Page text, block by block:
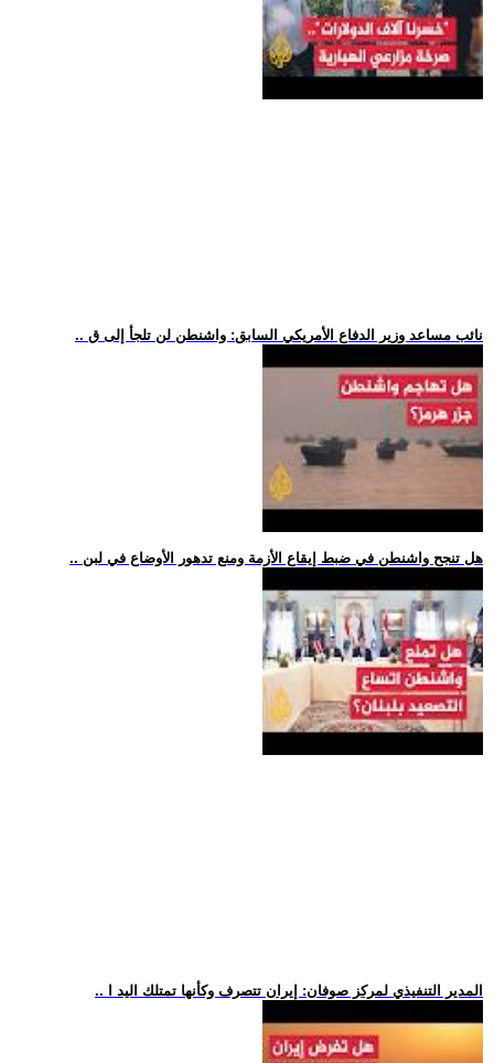
.. نائب مساعد وزير الدفاع الأمريكي السابق: واشنطن لن تلجأ إلى ق
.. هل تنجح واشنطن في ضبط إيقاع الأزمة ومنع تدهور الأوضاع في لبن
.. المدير التنفيذي لمركز صوفان: إيران تتصرف وكأنها تمتلك اليد ا